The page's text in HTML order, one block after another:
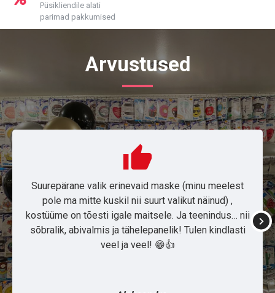
Püsikliendile alati
parimad pakkumised
Arvustused
Suurepärane valik erinevaid maske (minu meelest
pole ma mitte kuskil nii suurt valikut näinud) ,
kostüüme on tõesti igale maitsele. Ja teenindus… nii
sõbralik, abivalmis ja tähelepanelik! Tulen kindlasti
veel ja veel! 😁👍